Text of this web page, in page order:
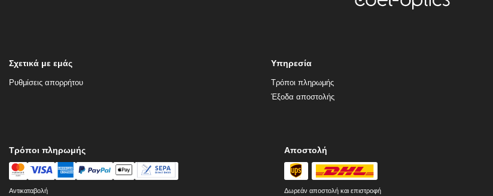
Σχετικά με εμάς
Ρυθμίσεις απορρήτου
Υπηρεσία
Τρόποι πληρωμής
Έξοδα αποστολής
Τρόποι πληρωμής
Αντικαταβολή
Αποστολή
Δωρεάν αποστολή και επιστροφή